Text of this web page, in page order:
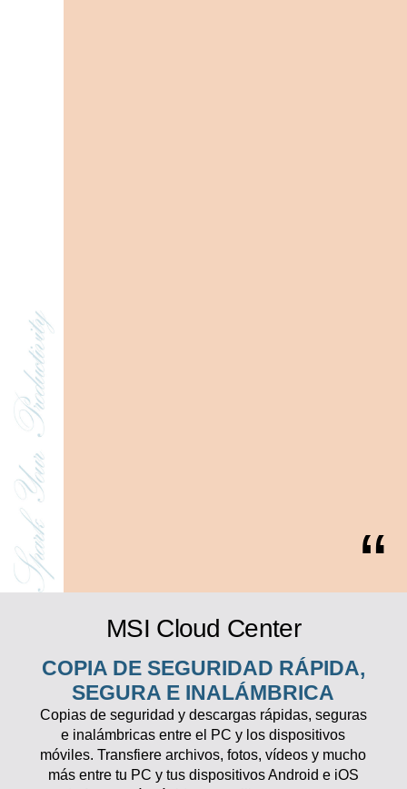
MSI Cloud Center
COPIA DE SEGURIDAD RÁPIDA,
SEGURA E INALÁMBRICA
Copias de seguridad y descargas rápidas, seguras
e inalámbricas entre el PC y los dispositivos
móviles. Transfiere archivos, fotos, vídeos y mucho
más entre tu PC y tus dispositivos Android e iOS